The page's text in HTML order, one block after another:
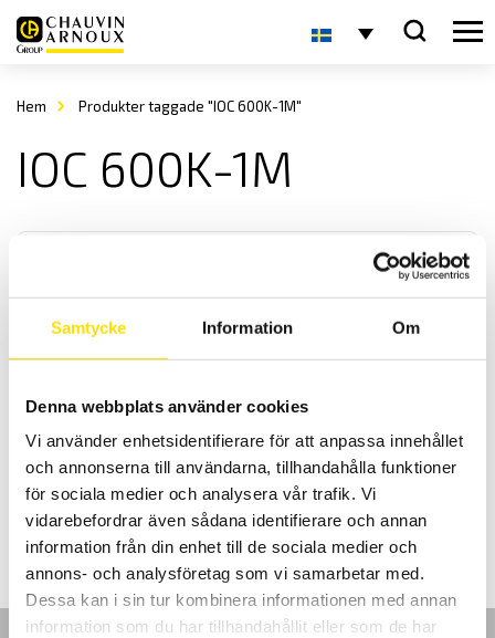
Samtycke Information Om
Denna webbplats använder cookies
Vi använder enhetsidentifierare för att anpassa innehållet
och annonserna till användarna, tillhandahålla funktioner
för sociala medier och analysera vår trafik. Vi
vidarebefordrar även sådana identifierare och annan
information från din enhet till de sociala medier och
annons- och analysföretag som vi samarbetar med.
Dessa kan i sin tur kombinera informationen med annan
information som du har tillhandahållit eller som de har
Hem Produkter taggade "IOC 600K-1M"
IOC 600K-1M
KERN IOC Plattformsvåg
användningsområden med maxkapacitet upp till 600 kg
4,650.00 kr –9,850.00krPrisintervall:
4,650.00 kr
till
9,850.00 kr
LÄS MER